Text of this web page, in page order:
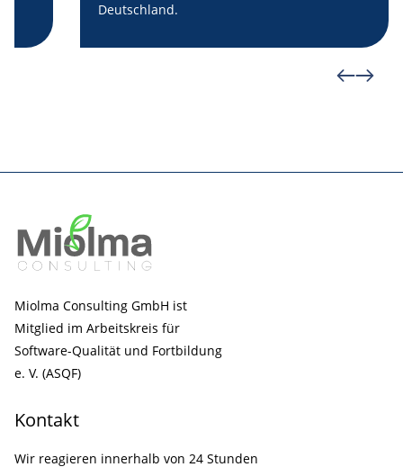
Deutschland.
Miolma Consulting GmbH ist
Mitglied im Arbeitskreis für
Software-Qualität und Fortbildung
e. V. (ASQF)
Kontakt
Wir reagieren innerhalb von 24 Stunden